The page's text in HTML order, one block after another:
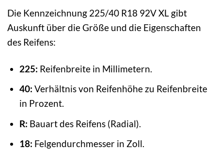
Die Kennzeichnung 225/40 R18 92V XL gibt
Auskunft über die Größe und die Eigenschaften
des Reifens:
225: Reifenbreite in Millimetern.
40: Verhältnis von Reifenhöhe zu Reifenbreite
in Prozent.
R: Bauart des Reifens (Radial).
18: Felgendurchmesser in Zoll.